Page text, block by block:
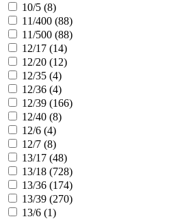
10/5 (8)
11/400 (88)
11/500 (88)
12/17 (14)
12/20 (12)
12/35 (4)
12/36 (4)
12/39 (166)
12/40 (8)
12/6 (4)
12/7 (8)
13/17 (48)
13/18 (728)
13/36 (174)
13/39 (270)
13/6 (1)